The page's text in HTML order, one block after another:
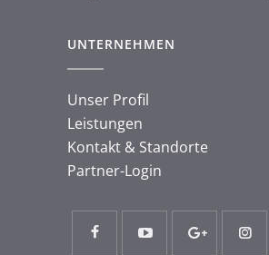
UNTERNEHMEN
Unser Profil
Leistungen
Kontakt & Standorte
Partner-Login